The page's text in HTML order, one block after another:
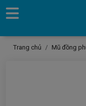
Trang chủ Mũ đồng